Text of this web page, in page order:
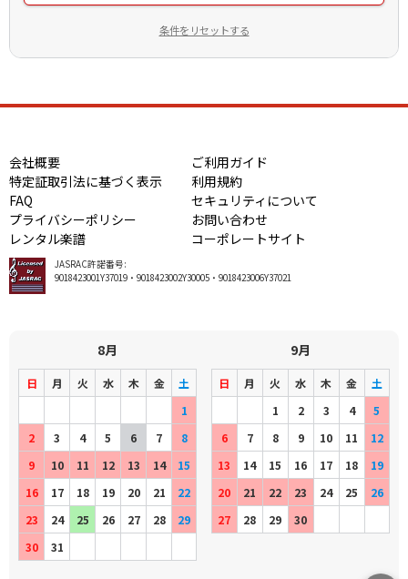
条件をリセットする
会社概要
ご利用ガイド
特定証取引法に基づく表示
利用規約
FAQ
セキュリティについて
プライバシーポリシー
お問い合わせ
レンタル楽譜
コーポレートサイト
JASRAC許諾番号:
9018423001Y37019・9018423002Y30005・9018423006Y37021
8月
日 月 火 水 木 金
土
1
2
3 4 5 6 7
8
9
10 11 12 13 14
15
16
17 18 19 20 21
22
23
24 25 26 27 28
29
30
31
9月
日 月 火 水 木 金
土
1
2 3 4
5
6
7 8 9 10 11
12
13
14 15 16 17 18
19
20
21 22 23 24 25
26
27
28 29 30